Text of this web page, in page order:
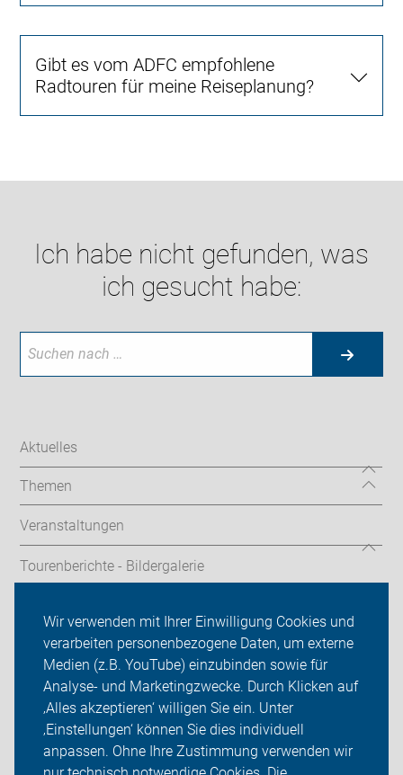
Wir verwenden mit Ihrer Einwilligung Cookies und
verarbeiten personenbezogene Daten, um externe
Medien (z.B. YouTube) einzubinden sowie für
Analyse- und Marketingzwecke. Durch Klicken auf
‚Alles akzeptieren‘ willigen Sie ein. Unter
‚Einstellungen‘ können Sie dies individuell
anpassen. Ohne Ihre Zustimmung verwenden wir
Gibt es vom ADFC empfohlene
Radtouren für meine Reiseplanung?
Ich habe nicht gefunden, was
ich gesucht habe:
Aktuelles
Themen
Veranstaltungen
Tourenberichte - Bildergalerie
ADFC Kaufbeuren-Ostallgäu
Sei dabei
Presse
Login